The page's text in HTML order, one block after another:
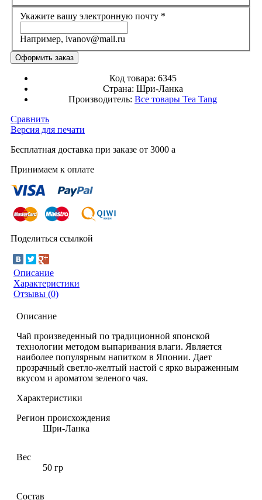
Укажите вашу электронную почту *
Например, ivanov@mail.ru
Код товара: 6345
Страна: Шри-Ланка
Производитель: Все товары Tea Tang
Сравнить
Версия для печати
Бесплатная доставка при заказе от 3000 a
Принимаем к оплате
Поделиться ссылкой
Описание
Характеристики
Отзывы (0)
Описание
Чай произведенный по традиционной японской
технологии методом выпаривания влаги. Является
наиболее популярным напитком в Японии. Дает
прозрачный светло-желтый настой с ярко выраженным
вкусом и ароматом зеленого чая.
Характеристики
Регион происхождения
Шри-Ланка
Вес
50 гр
Состав